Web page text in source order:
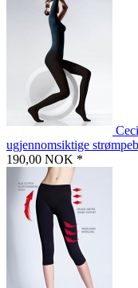
ugjennomsiktige
190,00 NOK *